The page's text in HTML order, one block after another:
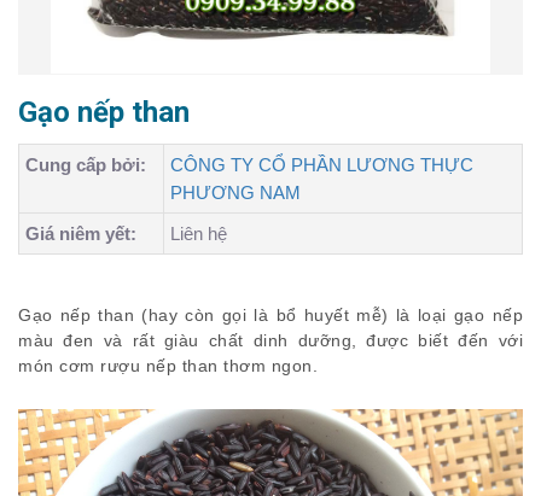
Gạo nếp than
Cung cấp bởi:
CÔNG TY CỔ PHẦN LƯƠNG THỰC
PHƯƠNG NAM
Giá niêm yết:
Liên hệ
Gạo nếp than (hay còn gọi là bổ huyết mễ) là loại gạo nếp
màu đen và rất giàu chất dinh dưỡng, được biết đến với
món cơm rượu nếp than thơm ngon.